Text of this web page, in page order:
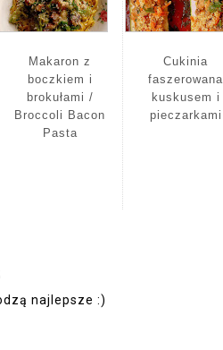
Makaron z
boczkiem i
brokułami /
Broccoli Bacon
Pasta
Cukinia
faszerowana
kuskusem i
pieczarkami
najlepsze :)